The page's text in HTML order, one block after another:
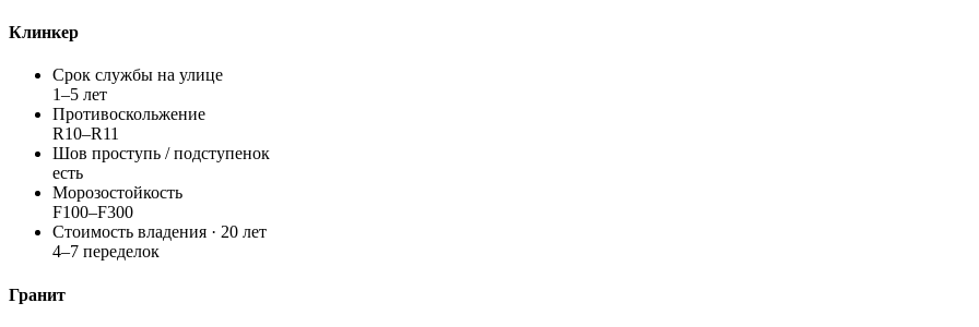
Клинкер
Срок службы на улице
1–5 лет
Противоскольжение
R10–R11
Шов проступь / подступенок
есть
Морозостойкость
F100–F300
Стоимость владения · 20 лет
4–7 переделок
Гранит